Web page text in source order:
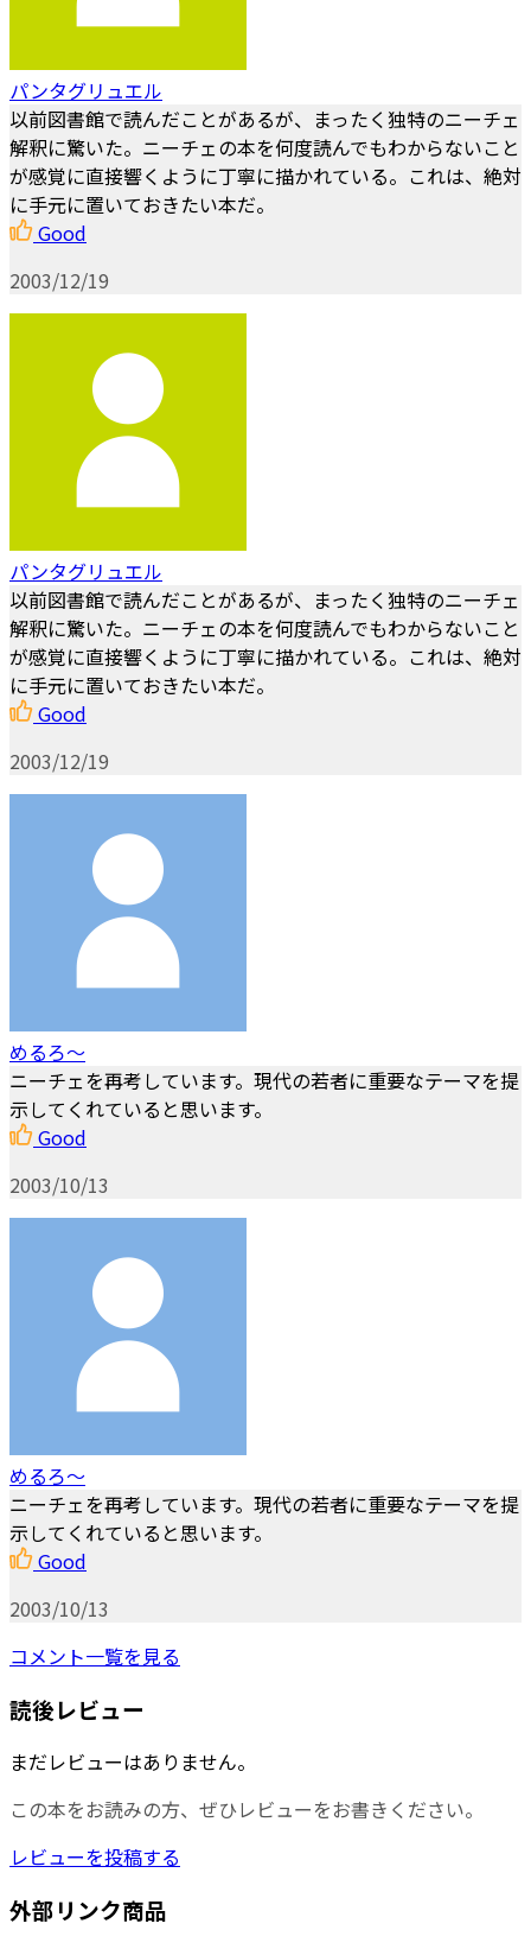
パンタグリュエル
以前図書館で読んだことがあるが、まったく独特のニーチェ
解釈に驚いた。ニーチェの本を何度読んでもわからないこと
が感覚に直接響くように丁寧に描かれている。これは、絶対
に手元に置いておきたい本だ。
Good
2003/12/19
パンタグリュエル
以前図書館で読んだことがあるが、まったく独特のニーチェ
解釈に驚いた。ニーチェの本を何度読んでもわからないこと
が感覚に直接響くように丁寧に描かれている。これは、絶対
に手元に置いておきたい本だ。
Good
2003/12/19
めるろ～
ニーチェを再考しています。現代の若者に重要なテーマを提
示してくれていると思います。
Good
2003/10/13
めるろ～
ニーチェを再考しています。現代の若者に重要なテーマを提
示してくれていると思います。
Good
2003/10/13
コメント一覧を見る
読後レビュー
まだレビューはありません。
この本をお読みの方、ぜひレビューをお書きください。
レビューを投稿する
外部リンク商品